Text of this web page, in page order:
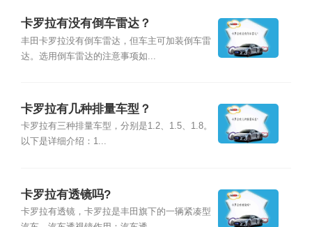
卡罗拉有没有倒车雷达？
丰田卡罗拉没有倒车雷达，但车主可加装倒车雷
达。选用倒车雷达的注意事项如...
卡罗拉有几种排量车型？
卡罗拉有三种排量车型，分别是1.2、1.5、1.8。
以下是详细介绍：1...
卡罗拉有透镜吗?
卡罗拉有透镜，卡罗拉是丰田旗下的一辆紧凑型